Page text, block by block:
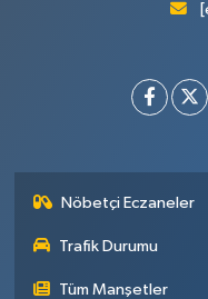
Nöbetçi Eczaneler
Trafik Durumu
Tüm Manşetler